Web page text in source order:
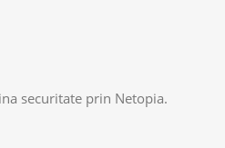
securitate prin Netopia.